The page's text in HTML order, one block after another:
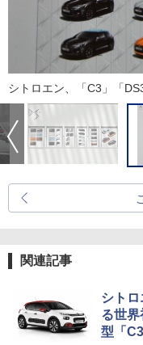
シトロエン、「C3」「
関連記事
シト
る世
型「C3